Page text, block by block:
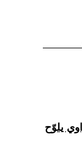
يلوّح